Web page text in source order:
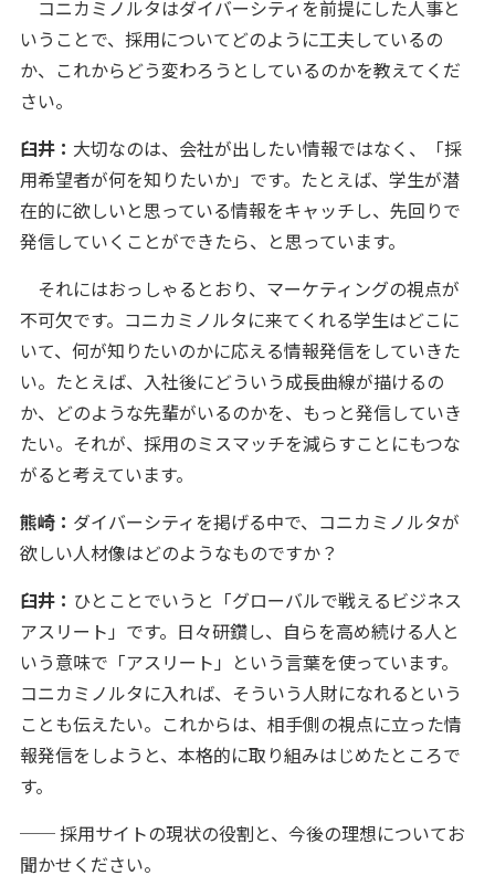
コニカミノルタはダイバーシティを前提にした人事と
いうことで、採用についてどのように工夫しているの
か、これからどう変わろうとしているのかを教えてくだ
さい。
臼井： 大切なのは、会社が出したい情報ではなく、「採
用希望者が何を知りたいか」です。たとえば、学生が潜
在的に欲しいと思っている情報をキャッチし、先回りで
発信していくことができたら、と思っています。
それにはおっしゃるとおり、マーケティングの視点が
不可欠です。コニカミノルタに来てくれる学生はどこに
いて、何が知りたいのかに応える情報発信をしていきた
い。たとえば、入社後にどういう成長曲線が描けるの
か、どのような先輩がいるのかを、もっと発信していき
たい。それが、採用のミスマッチを減らすことにもつな
がると考えています。
熊崎： ダイバーシティを掲げる中で、コニカミノルタが
欲しい人材像はどのようなものですか？
臼井： ひとことでいうと「グローバルで戦えるビジネス
アスリート」です。日々研鑽し、自らを高め続ける人と
いう意味で「アスリート」という言葉を使っています。
コニカミノルタに入れば、そういう人財になれるという
ことも伝えたい。これからは、相手側の視点に立った情
報発信をしようと、本格的に取り組みはじめたところで
す。
── 採用サイトの現状の役割と、今後の理想についてお
聞かせください。